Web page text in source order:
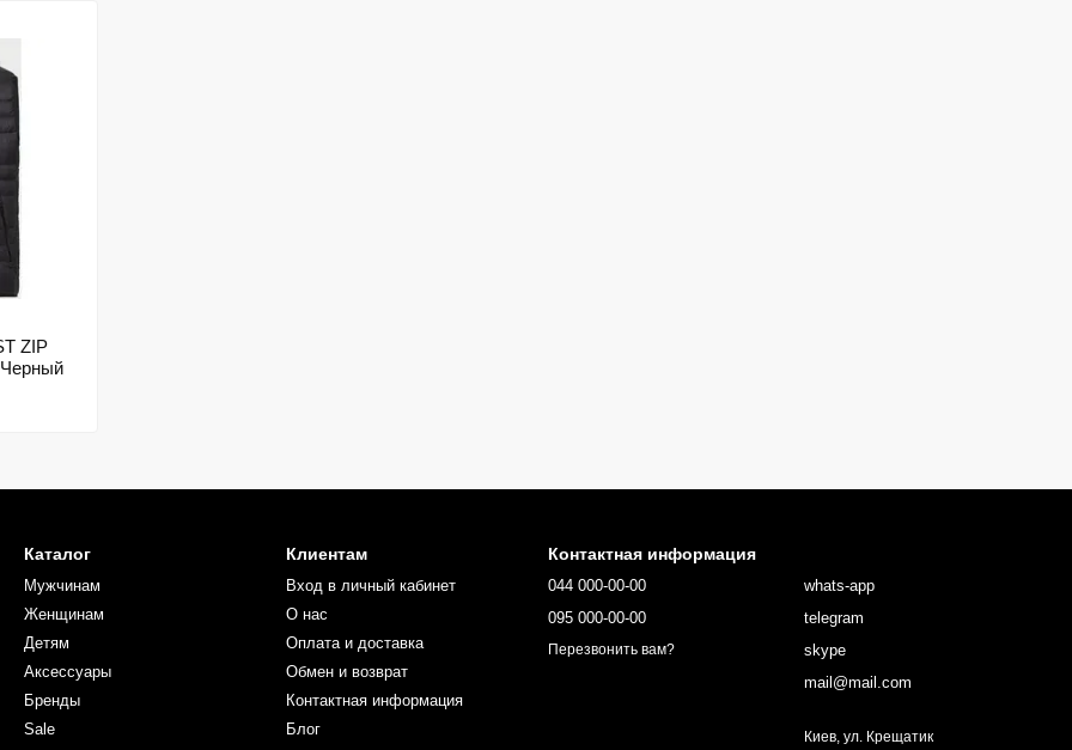
ZIP
Каталог
Мужчинам
Женщинам
Детям
Аксессуары
Бренды
Sale
Клиентам
Вход в личный кабинет
О нас
Оплата и доставка
Обмен и возврат
Контактная информация
Блог
Контактная информация
044 000-00-00
095 000-00-00
Перезвонить вам?
whats-app
telegram
skype
mail@mail.com
Киев, ул. Крещатик